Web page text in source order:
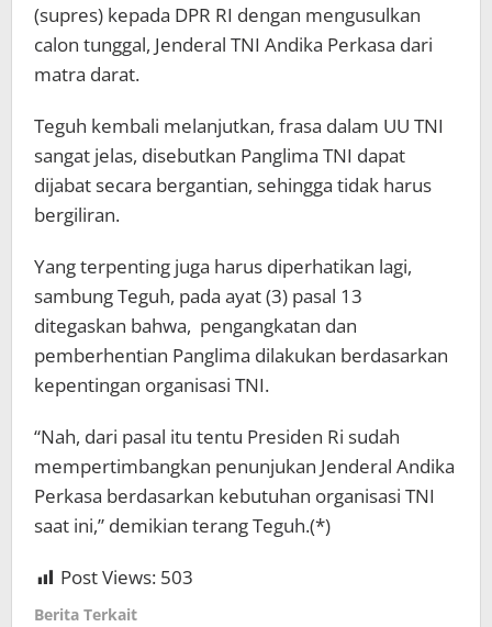
(supres) kepada DPR RI dengan mengusulkan
calon tunggal, Jenderal TNI Andika Perkasa dari
matra darat.
Teguh kembali melanjutkan, frasa dalam UU TNI
sangat jelas, disebutkan Panglima TNI dapat
dijabat secara bergantian, sehingga tidak harus
bergiliran.
Yang terpenting juga harus diperhatikan lagi,
sambung Teguh, pada ayat (3) pasal 13
ditegaskan bahwa, pengangkatan dan
pemberhentian Panglima dilakukan berdasarkan
kepentingan organisasi TNI.
“Nah, dari pasal itu tentu Presiden Ri sudah
mempertimbangkan penunjukan Jenderal Andika
Perkasa berdasarkan kebutuhan organisasi TNI
saat ini,” demikian terang Teguh.(*)
Post Views: 503
Berita Terkait